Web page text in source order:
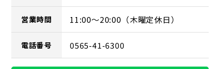
営業時間 11:00～20:00（木曜定休日）
電話番号 0565-41-6300